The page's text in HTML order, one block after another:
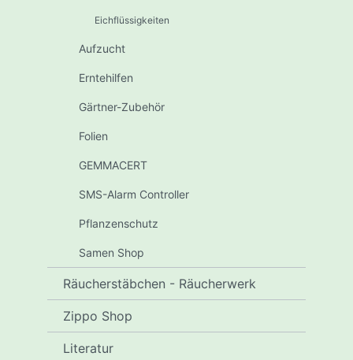
Eichflüssigkeiten
Aufzucht
Erntehilfen
Gärtner-Zubehör
Folien
GEMMACERT
SMS-Alarm Controller
Pflanzenschutz
Samen Shop
Räucherstäbchen - Räucherwerk
Zippo Shop
Literatur